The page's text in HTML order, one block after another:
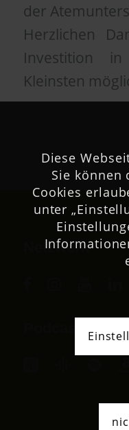
der
Herzlichen
Investition
Kleinsten
Netzwerk
Diese
Sie können
Cookies
unter